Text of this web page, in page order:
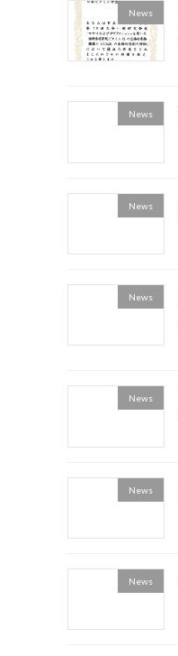
News
News
News
News
News
News
News